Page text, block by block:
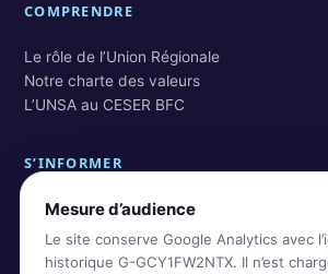
COMPRENDRE
Le rôle de l’Union Régionale
Notre charte des valeurs
L’UNSA au CESER BFC
S’INFORMER
Actualités BFC
Actualités nationales
Rechercher dans les archives
Mesure d’audience
Le site conserve Google Analytics avec
historique G-GCY1FW2NTX. Il n’est